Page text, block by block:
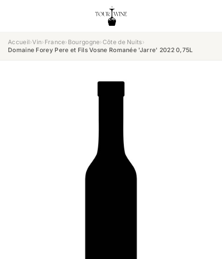
Accueil›Vin› France› Bourgogne›Côte de Nuits›
Domaine Forey Pere et Fils Vosne Romanée 'Jarre' 2022 0,75L